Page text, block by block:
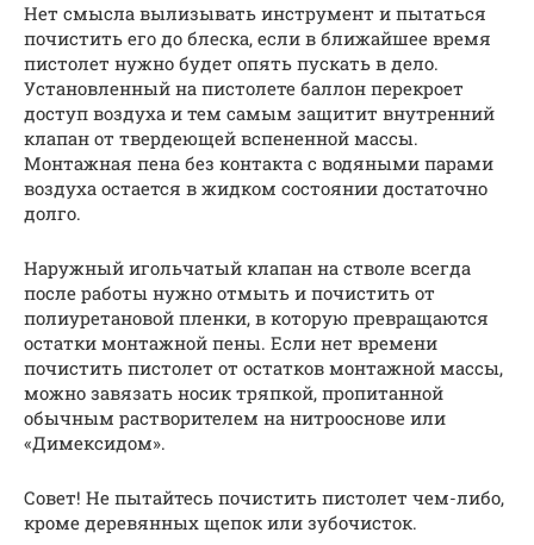
Нет смысла вылизывать инструмент и пытаться
почистить его до блеска, если в ближайшее время
пистолет нужно будет опять пускать в дело.
Установленный на пистолете баллон перекроет
доступ воздуха и тем самым защитит внутренний
клапан от твердеющей вспененной массы.
Монтажная пена без контакта с водяными парами
воздуха остается в жидком состоянии достаточно
долго.
Наружный игольчатый клапан на стволе всегда
после работы нужно отмыть и почистить от
полиуретановой пленки, в которую превращаются
остатки монтажной пены. Если нет времени
почистить пистолет от остатков монтажной массы,
можно завязать носик тряпкой, пропитанной
обычным растворителем на нитрооснове или
«Димексидом».
Совет! Не пытайтесь почистить пистолет чем-либо,
кроме деревянных щепок или зубочисток.